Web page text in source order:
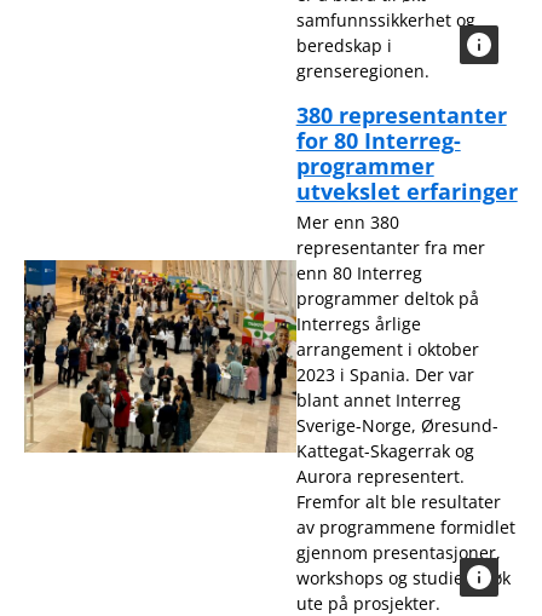
samfunnssikkerhet og
beredskap i
grenseregionen.
380 representanter
for 80 Interreg-
programmer
utvekslet erfaringer
Mer enn 380
representanter fra mer
enn 80 Interreg
programmer deltok på
Interregs årlige
arrangement i oktober
2023 i Spania. Der var
blant annet Interreg
Sverige-Norge, Øresund-
Kattegat-Skagerrak og
Aurora representert.
Fremfor alt ble resultater
av programmene formidlet
gjennom presentasjoner,
workshops og studiebesøk
ute på prosjekter.